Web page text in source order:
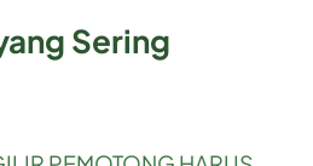
Sering